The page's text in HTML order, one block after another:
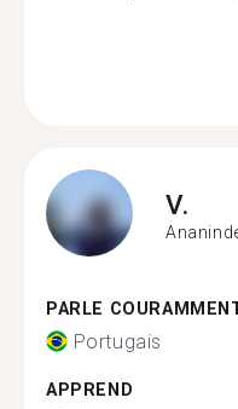
V.
PARLE
Portugais
APPREND